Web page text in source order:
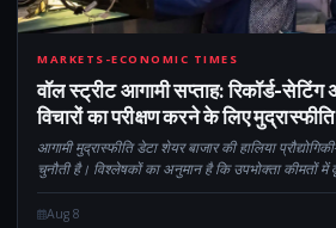
CM
MARKETS-ECONOMIC TIMES
वॉल स्ट्रीट आगामी सप्ताह: रिकॉर्ड-
विचारों का परीक्षण करने के लिए
आगामी मुद्रास्फीति डेटा शेयर बाजार की हालिया
चुनौती है। विश्लेषकों का अनुमान है कि उपभोक्ता कीमतों में
मौद्रिक नीति को प्रभावित कर सकती है। इस बीच,
Aug 8